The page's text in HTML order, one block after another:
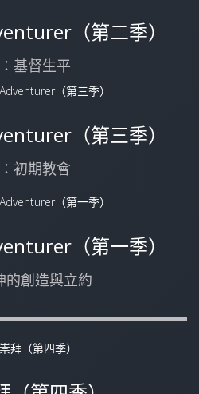
（第二季）
基督生平
（第三季）
初期教會
（第一季）
的創造與立約